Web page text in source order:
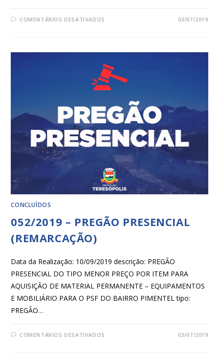
COMENTÁRIOS DESATIVADOS 03/07/2019
CONCLUÍDOS
052/2019 – PREGÃO PRESENCIAL
(REMARCAÇÃO)
Data da Realização: 10/09/2019 descrição: PREGÃO
PRESENCIAL DO TIPO MENOR PREÇO POR ITEM PARA
AQUISIÇÃO DE MATERIAL PERMANENTE – EQUIPAMENTOS
E MOBILIÁRIO PARA O PSF DO BAIRRO PIMENTEL tipo:
PREGÃO…
COMENTÁRIOS DESATIVADOS 03/07/2019